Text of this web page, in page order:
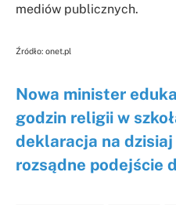
mediów publicznych.
Źródło: onet.pl
Nowa minister
godzin religii w
deklaracja na
rozsądne podejście